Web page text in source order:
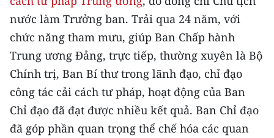
Video
Media Chính trị
Media Kinh tế
Media Văn hóa
Media Xã hội
nước làm Trưởng ban. Trải qua 24 năm, với
chức năng tham mưu, giúp Ban Chấp hành
Trung ương Đảng, trực tiếp, thường xuyên là Bộ
Chính trị, Ban Bí thư trong lãnh đạo, chỉ đạo
công tác cải cách tư pháp, hoạt động của Ban
Chỉ đạo đã đạt được nhiều kết quả. Ban Chỉ đạo
đã góp phần quan trọng thể chế hóa các quan